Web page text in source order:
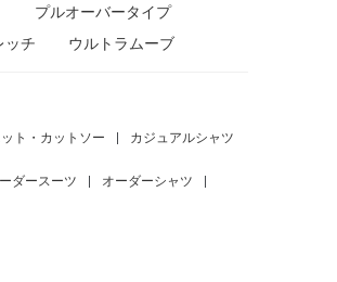
プルオーバータイプ
ッチ ウルトラムーブ
ット・カットソー カジュアルシャツ
ダースーツ オーダーシャツ